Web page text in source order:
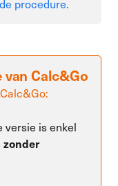
procedure.
Calc&Go
versie is enkel
zonder